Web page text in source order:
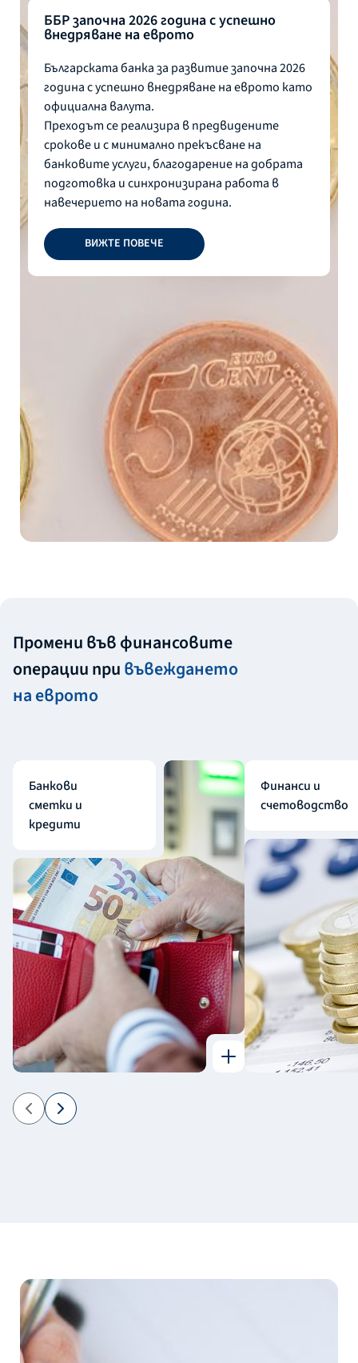
ББР започна 2026 година с успешно
внедряване на еврото
Българската банка за развитие започна 2026
година с успешно внедряване на еврото като
официална валута.
Преходът се реализира в предвидените
срокове и с минимално прекъсване на
банковите услуги, благодарение на добрата
подготовка и синхронизирана работа в
навечерието на новата година.
ВИЖТЕ ПОВЕЧЕ
Промени във финансовите
операции привъвеждането
на еврото
Банкови
сметки и
кредити
Финанси и
счетоводство